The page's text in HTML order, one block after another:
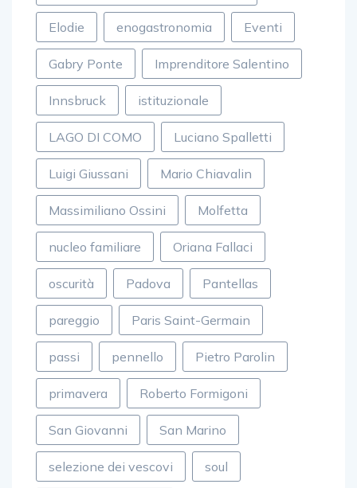
Elodie enogastronomia Eventi
Gabry Ponte Imprenditore Salentino
Innsbruck istituzionale
LAGO DI COMO Luciano Spalletti
Luigi Giussani Mario Chiavalin
Massimiliano Ossini Molfetta
nucleo familiare Oriana Fallaci
oscurità Padova Pantellas
pareggio Paris Saint-Germain
passi pennello Pietro Parolin
primavera Roberto Formigoni
San Giovanni San Marino
selezione dei vescovi soul